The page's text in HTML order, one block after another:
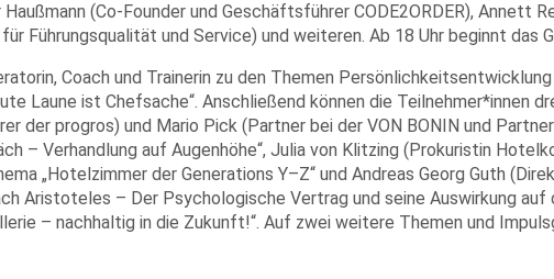
(Co-Founder und Geschäftsführer CODE2ORDER), Annett
Führungsqualität und Service) und weiteren. Ab 18 Uhr beginnt das
Coach und Trainerin zu den Themen
Laune ist Chefsache“. Anschließend können die Teilnehmer*innen
der progros) und Mario Pick (Partner bei der VON BONIN und
– Verhandlung auf Augenhöhe“, Julia von Klitzing (Prokuristin
„Hotelzimmer der Generations Y–Z“ und Andreas Georg Guth
Aristoteles – Der Psychologische Vertrag und seine Auswirkung auf
– nachhaltig in die Zukunft!“. Auf zwei weitere Themen und